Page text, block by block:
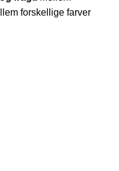
forskellige farver